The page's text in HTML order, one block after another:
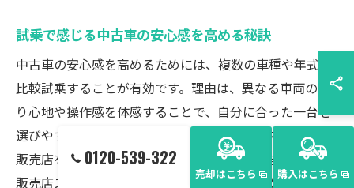
試乗で感じる中古車の安心感を高める秘訣
中古車の安心感を高めるためには、複数の車種や年式を
比較試乗することが有効です。理由は、異なる車両の乗
り心地や操作感を体感することで、自分に合った一台を
選びやすくなるためです。例えば、神奈川県内の複数の
販売店を回り、同条件の中古車を試乗してみましょう。
販売店スタッフから詳細な説明を受け、気になる点は積
0120-539-322
売却はこちら 購入はこちら